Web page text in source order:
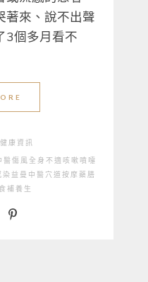
著來、說不出聲
3個多月看不
健康資訊
醫 傷風 全身不適 咳嗽 噴嚏
染 益曼中醫 穴道按摩 藥膳
食補 養生